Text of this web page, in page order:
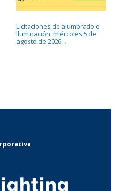
Licitaciones de alumbrado e
iluminación: miércoles 5 de
agosto de 2026→